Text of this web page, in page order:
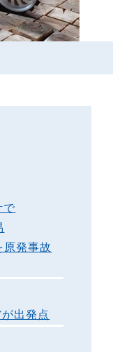
で
原発事故
出発点